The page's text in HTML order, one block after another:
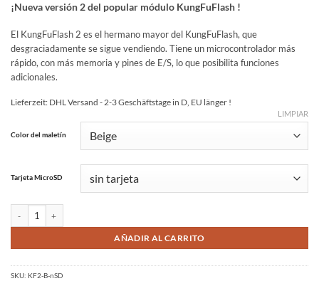
¡Nueva versión 2 del popular módulo KungFuFlash !
El KungFuFlash 2 es el hermano mayor del KungFuFlash, que
desgraciadamente se sigue vendiendo. Tiene un microcontrolador más
rápido, con más memoria y pines de E/S, lo que posibilita funciones
adicionales.
Lieferzeit: DHL Versand - 2-3 Geschäftstage in D, EU länger !
Color del maletín
Tarjeta MicroSD
LIMPIAR
AÑADIR AL CARRITO
SKU: KF2-B-nSD